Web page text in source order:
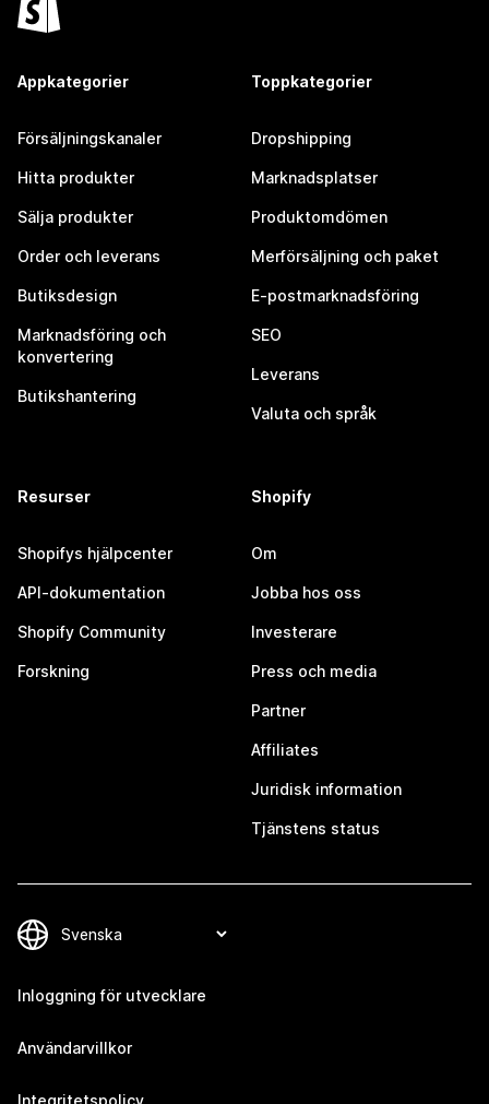
Appkategorier
Försäljningskanaler
Hitta produkter
Sälja produkter
Order och leverans
Butiksdesign
Marknadsföring och
konvertering
Butikshantering
Toppkategorier
Dropshipping
Marknadsplatser
Produktomdömen
Merförsäljning och paket
E-postmarknadsföring
SEO
Leverans
Valuta och språk
Resurser
Shopifys hjälpcenter
API-dokumentation
Shopify Community
Forskning
Shopify
Om
Jobba hos oss
Investerare
Press och media
Partner
Affiliates
Juridisk information
Tjänstens status
Inloggning för utvecklare
Användarvillkor